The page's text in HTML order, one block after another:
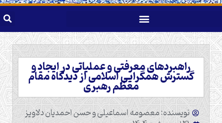
راهبردهای معرفتی و عملیاتی در ایجاد و
گسترش همگرایی اسلامی از دیدگاه مقام
معظم رهبری
نویسنده: معصومه اسماعیلی و حسن احمدیان دلاویز